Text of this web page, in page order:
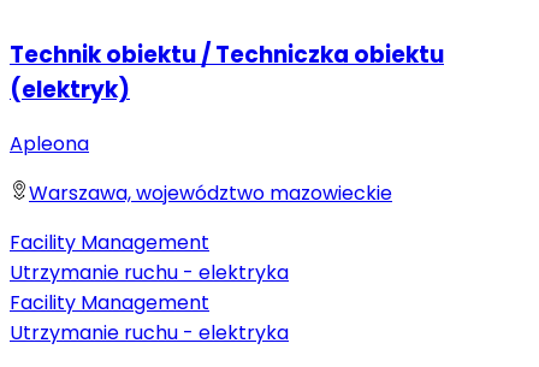
Technik obiektu / Techniczka obiektu
(elektryk)
Apleona
Warszawa, województwo mazowieckie
Facility Management
Utrzymanie ruchu - elektryka
Facility Management
Utrzymanie ruchu - elektryka